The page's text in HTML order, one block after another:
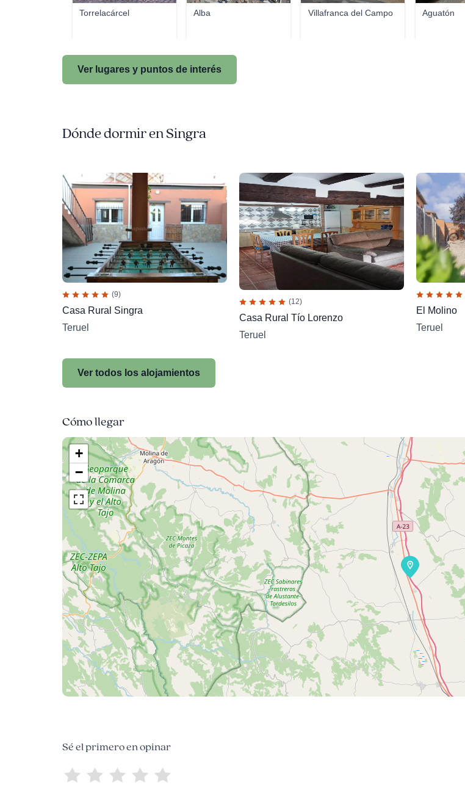
Torrelacárcel Alba Villafranca del Campo Aguatón
Ver lugares y puntos de interés
Dónde dormir en Singra
(9)
Casa Rural Singra
Teruel
(12)
Casa Rural Tío Lorenzo
Teruel
El Molino
Teruel
Ver todos los alojamientos
Cómo llegar
+
−
Sé el primero en opinar